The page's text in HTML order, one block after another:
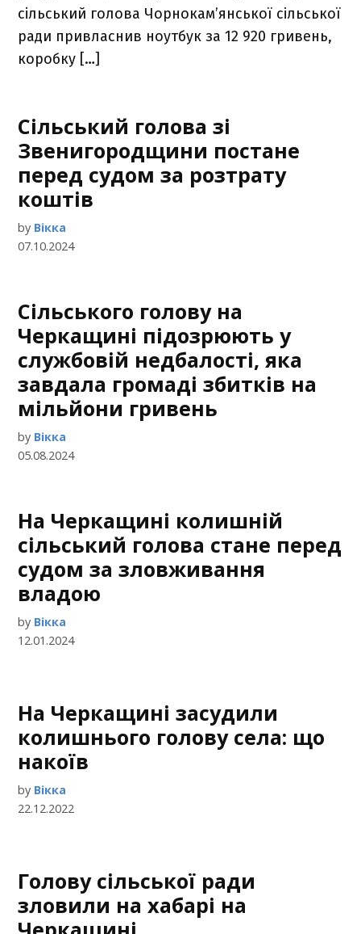
сільський голова Чорнокам’янської сільської
ради привласнив ноутбук за 12 920 гривень,
коробку […]
Cільський голова зі
Звенигородщини постане
перед судом за розтрату
коштів
by Вікка
07.10.2024
Сільського голову на
Черкащині підозрюють у
службовій недбалості, яка
завдала громаді збитків на
мільйони гривень
by Вікка
05.08.2024
На Черкащині колишній
сільський голова стане перед
судом за зловживання
владою
by Вікка
12.01.2024
На Черкащині засудили
колишнього голову села: що
накоїв
by Вікка
22.12.2022
Голову сільської ради
зловили на хабарі на